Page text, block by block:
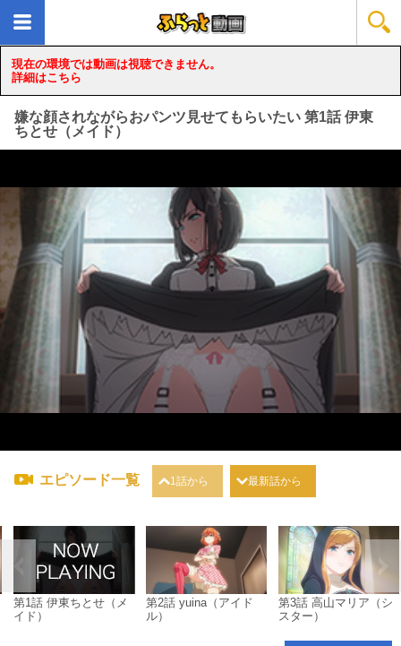
現在の環境では動画は視聴できません。
詳細はこちら
嫌な顔されながらおパンツ見せてもらいたい 第1話 伊東
ちとせ（メイド）
エピソード一覧 1話から 最新話から
第1話 伊東ちとせ（メ
イド）
第2話 yuina（アイド
ル）
第3話 高山マリア（シ
スター）